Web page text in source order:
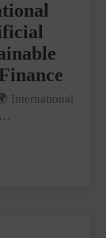
International